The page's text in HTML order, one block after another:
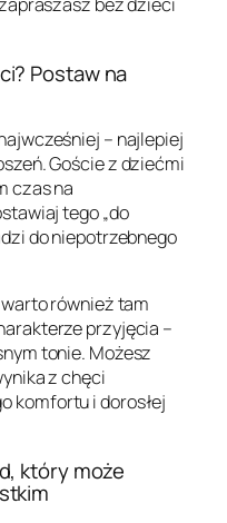
Postaw na
– najlepiej
Goście z dziećmi
czas na
tego „do
do niepotrzebnego
również tam
przyjęcia –
tonie. Możesz
z chęci
komfortu i dorosłej
który może